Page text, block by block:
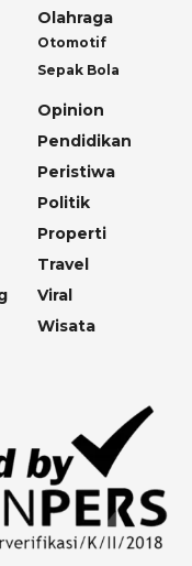
Olahraga
Otomotif
Sepak Bola
Opinion
Pendidikan
Peristiwa
Politik
Properti
Travel
Viral
Wisata